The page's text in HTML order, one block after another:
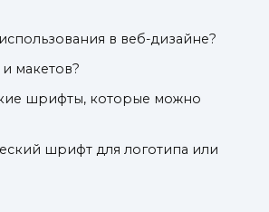
в веб-дизайне?
макетов?
шрифты, которые можно
шрифт для логотипа или